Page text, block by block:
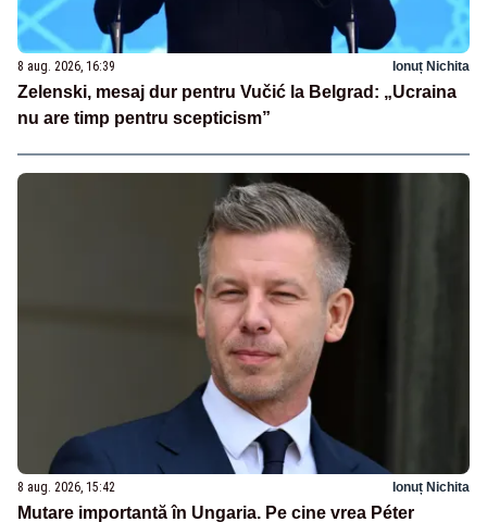
8 aug. 2026, 16:39 Ionuț Nichita
Zelenski, mesaj dur pentru Vučić la Belgrad: „Ucraina
nu are timp pentru scepticism”
8 aug. 2026, 15:42 Ionuț Nichita
Mutare importantă în Ungaria. Pe cine vrea Péter